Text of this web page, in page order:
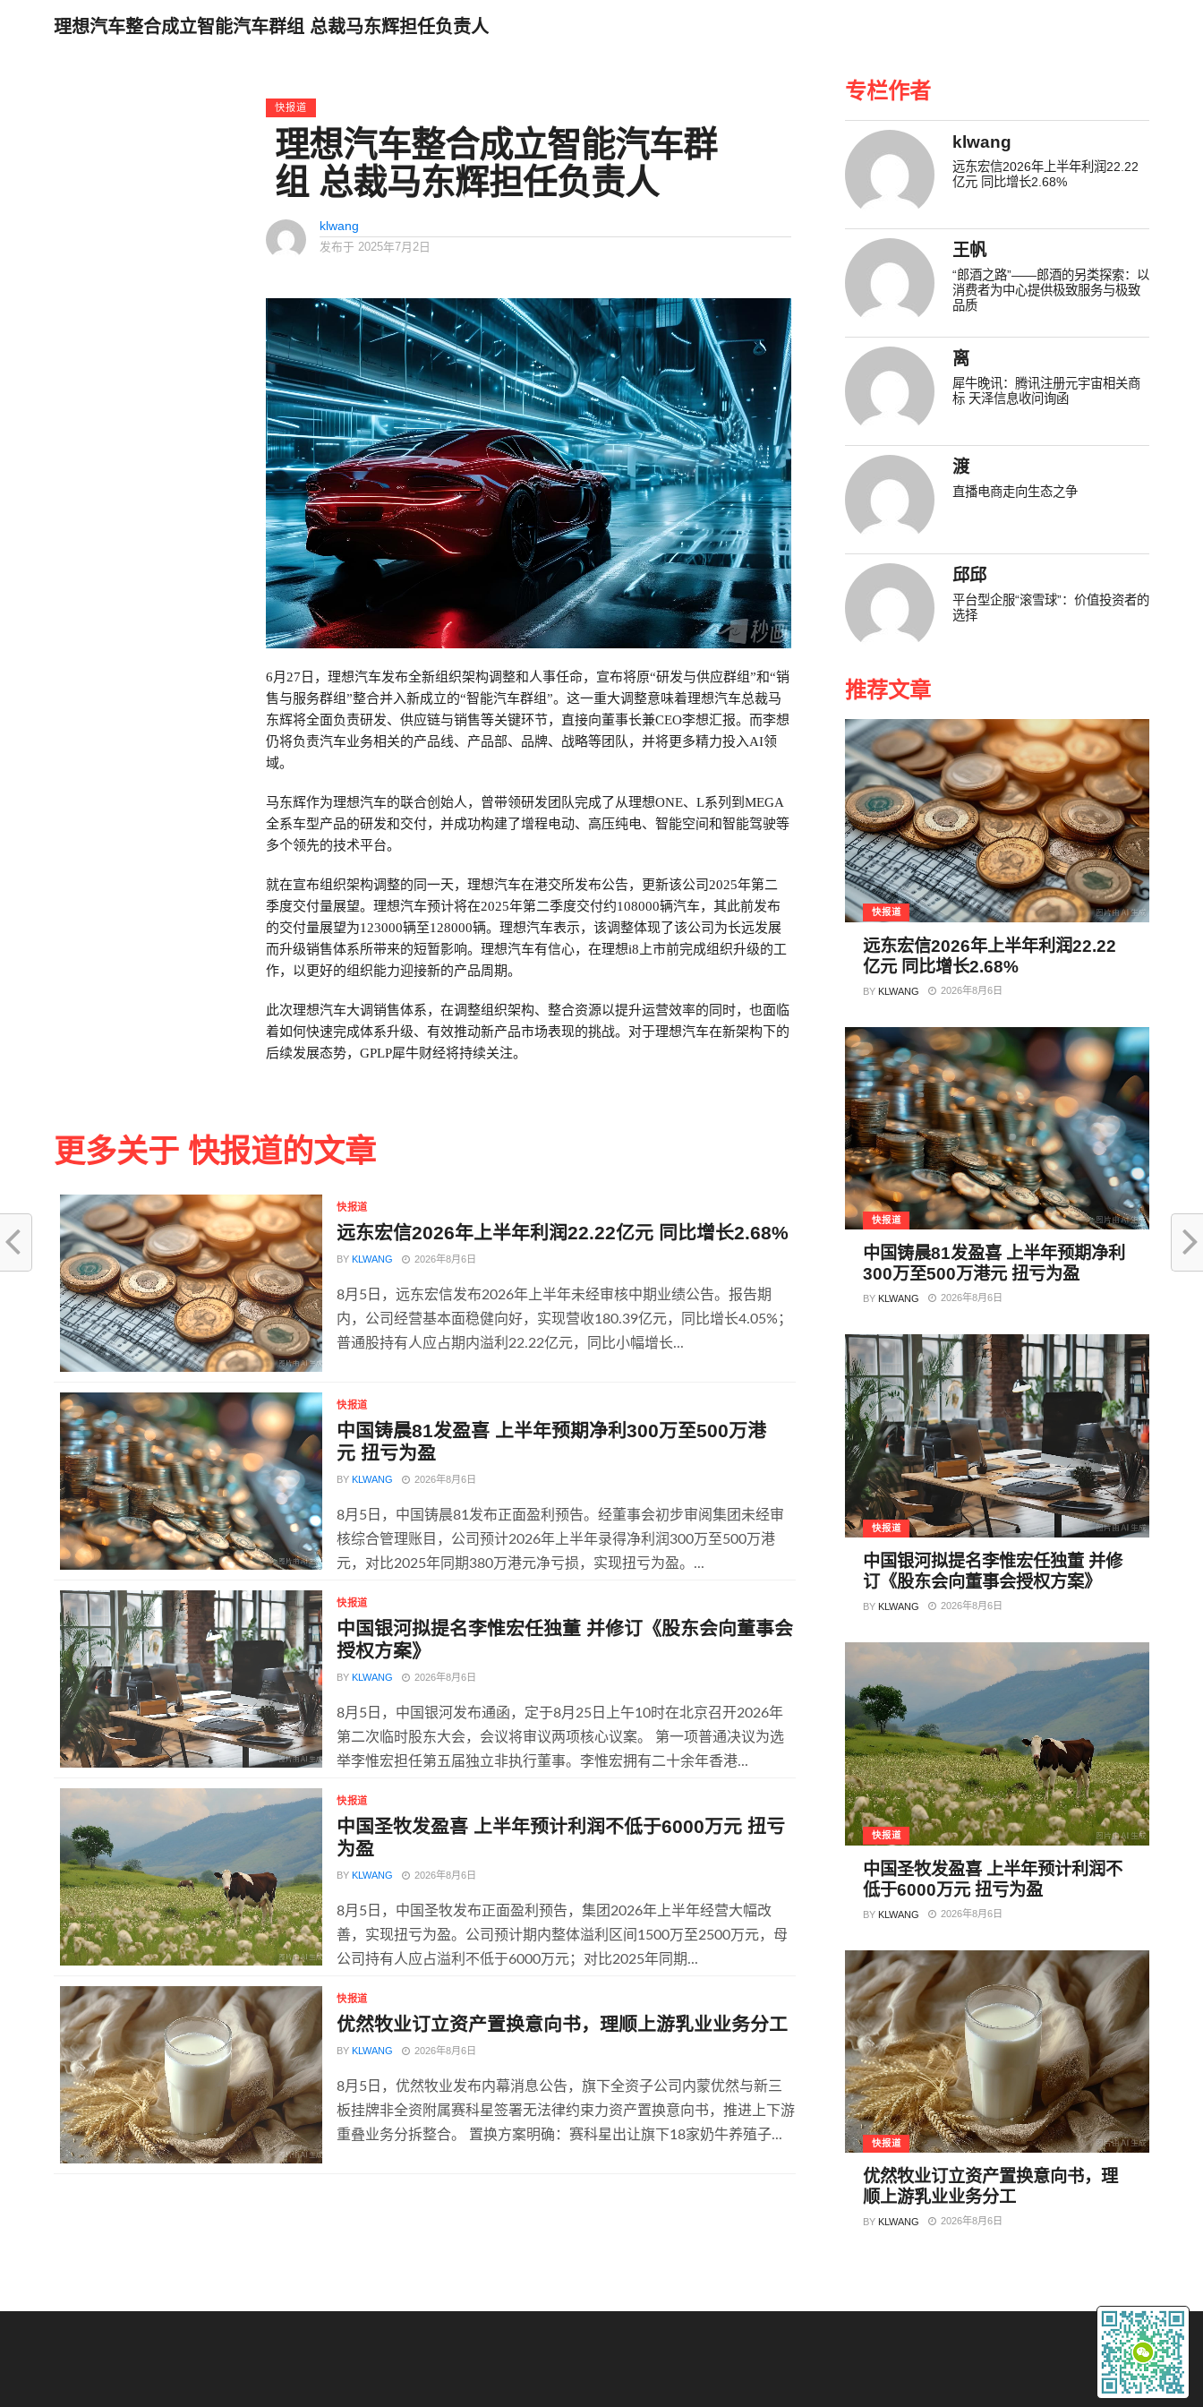
理想汽车整合成立智能汽车群组 总裁马东辉担任负责人
快报道
理想汽车整合成立智能汽车群
组 总裁马东辉担任负责人
klwang
发布于 2025年7月2日
6月27日，理想汽车发布全新组织架构调整和人事任命，宣布将原“研发与供应群组”和“销
售与服务群组”整合并入新成立的“智能汽车群组”。这一重大调整意味着理想汽车总裁马
东辉将全面负责研发、供应链与销售等关键环节，直接向董事长兼CEO李想汇报。而李想
仍将负责汽车业务相关的产品线、产品部、品牌、战略等团队，并将更多精力投入AI领
域。​​
马东辉作为理想汽车的联合创始人，曾带领研发团队完成了从理想ONE、L系列到MEGA
全系车型产品的研发和交付，并成功构建了增程电动、高压纯电、智能空间和智能驾驶等
多个领先的技术平台。
就在宣布组织架构调整的同一天，理想汽车在港交所发布公告，更新该公司2025年第二
季度交付量展望。理想汽车预计将在2025年第二季度交付约108000辆汽车，其此前发布
的交付量展望为123000辆至128000辆。理想汽车表示，该调整体现了该公司为长远发展
而升级销售体系所带来的短暂影响。理想汽车有信心，在理想i8上市前完成组织升级的工
作，以更好的组织能力迎接新的产品周期。
此次理想汽车大调销售体系，在调整组织架构、整合资源以提升运营效率的同时，也面临
着如何快速完成体系升级、有效推动新产品市场表现的挑战。对于理想汽车在新架构下的
后续发展态势，GPLP犀牛财经将持续关注。
更多关于 快报道的文章
快报道
远东宏信2026年上半年利润22.22亿元 同比增长2.68%
BY KLWANG 2026年8月6日
8月5日，远东宏信发布2026年上半年未经审核中期业绩公告。报告期
内，公司经营基本面稳健向好，实现营收180.39亿元，同比增长4.05%；
普通股持有人应占期内溢利22.22亿元，同比小幅增长...
快报道
中国铸晨81发盈喜 上半年预期净利300万至500万港
元 扭亏为盈
BY KLWANG 2026年8月6日
8月5日，中国铸晨81发布正面盈利预告。经董事会初步审阅集团未经审
核综合管理账目，公司预计2026年上半年录得净利润300万至500万港
元，对比2025年同期380万港元净亏损，实现扭亏为盈。...
快报道
中国银河拟提名李惟宏任独董 并修订《股东会向董事会
授权方案》
BY KLWANG 2026年8月6日
8月5日，中国银河发布通函，定于8月25日上午10时在北京召开2026年
第二次临时股东大会，会议将审议两项核心议案。 第一项普通决议为选
举李惟宏担任第五届独立非执行董事。李惟宏拥有二十余年香港...
快报道
中国圣牧发盈喜 上半年预计利润不低于6000万元 扭亏
为盈
BY KLWANG 2026年8月6日
8月5日，中国圣牧发布正面盈利预告，集团2026年上半年经营大幅改
善，实现扭亏为盈。公司预计期内整体溢利区间1500万至2500万元，母
公司持有人应占溢利不低于6000万元；对比2025年同期...
快报道
优然牧业订立资产置换意向书，理顺上游乳业业务分工
BY KLWANG 2026年8月6日
8月5日，优然牧业发布内幕消息公告，旗下全资子公司内蒙优然与新三
板挂牌非全资附属赛科星签署无法律约束力资产置换意向书，推进上下游
重叠业务分拆整合。 置换方案明确：赛科星出让旗下18家奶牛养殖子...
专栏作者
klwang
远东宏信2026年上半年利润22.22
亿元 同比增长2.68%
王帆
“郎酒之路”——郎酒的另类探索：以
消费者为中心提供极致服务与极致
品质
离
犀牛晚讯：腾讯注册元宇宙相关商
标 天泽信息收问询函
渡
直播电商走向生态之争
邱邱
平台型企服“滚雪球”：价值投资者的
选择
推荐文章
快报道
远东宏信2026年上半年利润22.22
亿元 同比增长2.68%
BY KLWANG 2026年8月6日
快报道
中国铸晨81发盈喜 上半年预期净利
300万至500万港元 扭亏为盈
BY KLWANG 2026年8月6日
快报道
中国银河拟提名李惟宏任独董 并修
订《股东会向董事会授权方案》
BY KLWANG 2026年8月6日
快报道
中国圣牧发盈喜 上半年预计利润不
低于6000万元 扭亏为盈
BY KLWANG 2026年8月6日
快报道
优然牧业订立资产置换意向书，理
顺上游乳业业务分工
BY KLWANG 2026年8月6日